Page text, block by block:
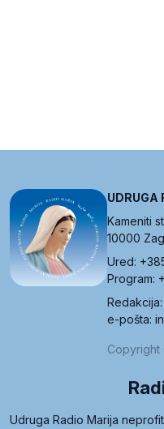
UDRUGA
Kameniti
10000
Ured:
Program:
e-pošta:
Copyright
Udruga Radio Marija